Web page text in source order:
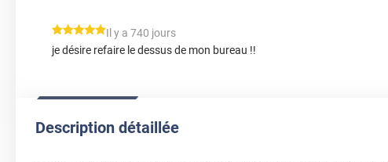
*****
Il y a 740 jours
je désire refaire le dessus de mon bureau !!
Description détaillée